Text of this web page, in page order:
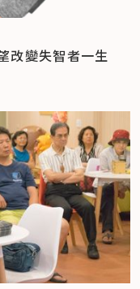
改變失智者一生